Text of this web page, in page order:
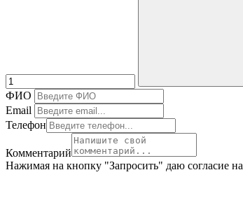
ФИО
Email
Телефон
Комментарий
Нажимая на кнопку "Запросить" даю согласие на